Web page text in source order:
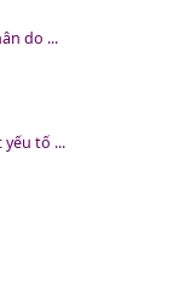
do ...
yếu tố ...